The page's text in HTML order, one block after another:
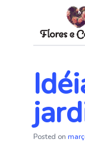
Skip
to
content
Posted on